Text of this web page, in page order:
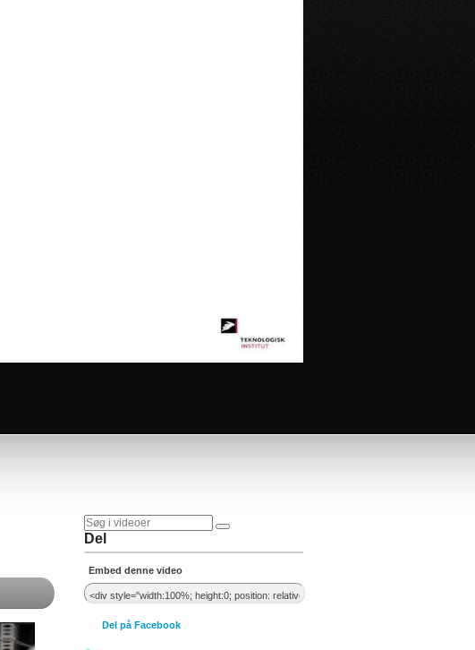
Del
Embed denne video
Del på Facebook